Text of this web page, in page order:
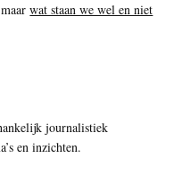
maarwat staan we wel en niet
journalistiek
en inzichten.